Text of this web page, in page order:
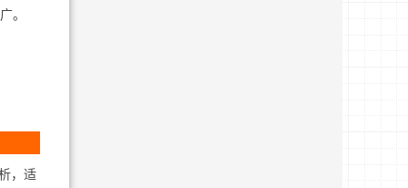
。
，适